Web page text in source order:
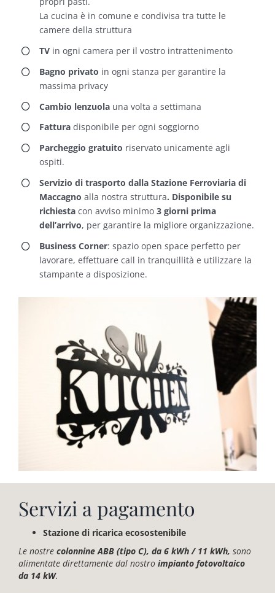
La cucina è in comune e condivisa tra tutte le
camere della struttura
TVin ogni camera per il vostro intrattenimento
Bagno privato in ogni stanza per garantire la
massima privacy
Cambio lenzuolauna volta a settimana
Fatturadisponibile per ogni soggiorno
Parcheggio gratuito riservato unicamente agli
ospiti.
Servizio di trasporto dalla Stazione Ferroviaria di
Maccagno alla nostra struttura. Disponibile su
richiestacon avviso minimo 3 giorni prima
dell’arrivo, per garantire la migliore organizzazione.
Business Corner: spazio open space perfetto per
lavorare, effettuare call in tranquillità e utilizzare la
stampante a disposizione.
Servizi a pagamento
Stazione di ricarica ecosostenibile
Le nostre colonnine ABB (tipo C), da 6 kWh / 11 kWh, sono
alimentate direttamente dal nostro impianto fotovoltaico
da 14 kW.